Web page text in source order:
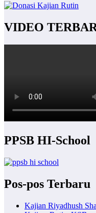
VIDEO
PPSB HI-School
Pos-pos Terbaru
Kajian Riyadhush